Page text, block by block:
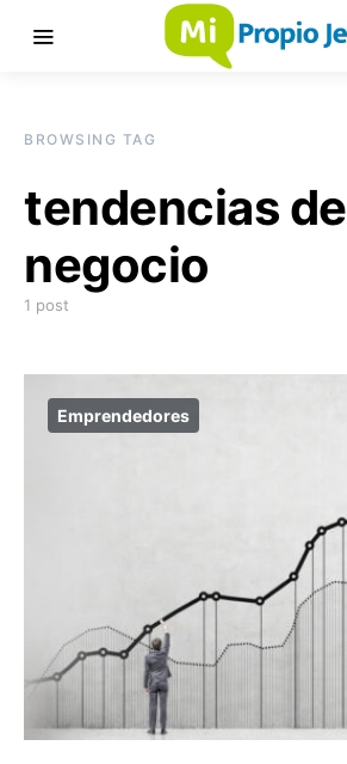
BROWSING TAG
tendencias de
negocio
1 post
Emprendedores